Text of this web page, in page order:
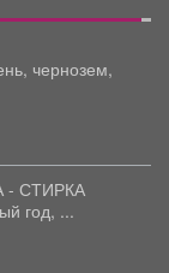
чернозем,
- СТИРКА
год, ...